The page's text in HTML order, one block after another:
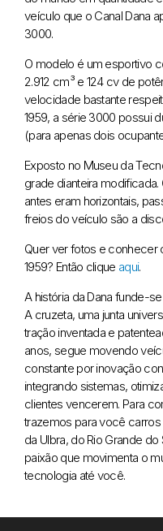
veículo que o Canal Dana
3000.
O modelo é um esportivo
2.912 cm³ e 124 cv de
velocidade bastante
1959, a série 3000 possui
(para apenas dois
Exposto no Museu da
grade dianteira
antes eram horizontais,
freios do veículo são a
Quer ver fotos e conhecer
1959? Então clique aqui.
A história da Dana funde-
A cruzeta, uma junta
tração inventada e
anos, segue movendo
constante por inovação
integrando sistemas,
clientes vencerem. Para
trazemos para você
da Ulbra, do Rio Grande
paixão que movimenta o
tecnologia até você.